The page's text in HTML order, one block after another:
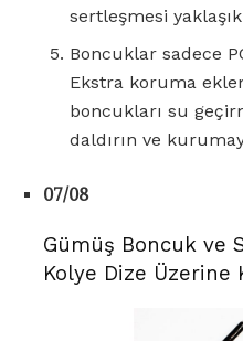
sertleşmesi
Boncuklar sadece
Ekstra koruma
boncukları su
daldırın ve
07/08
Gümüş Boncuk ve
Kolye Dize Üzerine